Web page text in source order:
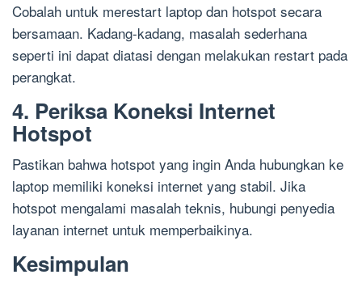
Cobalah untuk merestart laptop dan hotspot secara
bersamaan. Kadang-kadang, masalah sederhana
seperti ini dapat diatasi dengan melakukan restart pada
perangkat.
4. Periksa Koneksi Internet
Hotspot
Pastikan bahwa hotspot yang ingin Anda hubungkan ke
laptop memiliki koneksi internet yang stabil. Jika
hotspot mengalami masalah teknis, hubungi penyedia
layanan internet untuk memperbaikinya.
Kesimpulan